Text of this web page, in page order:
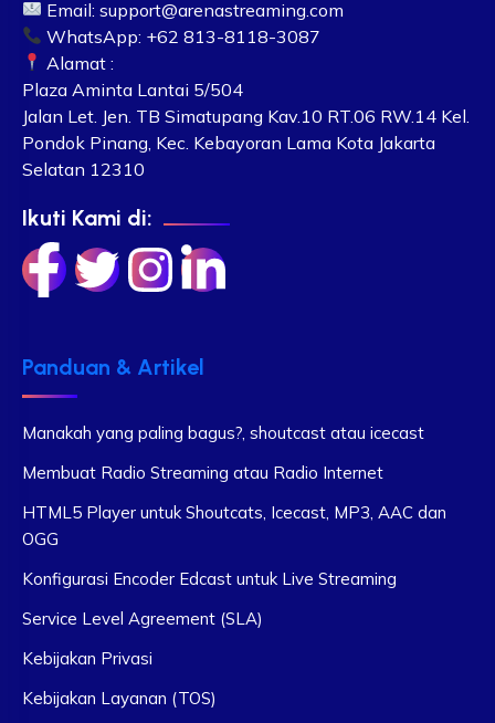
Email:support@arenastreaming.com
WhatsApp: +62 813-8118-3087
Alamat :
Plaza Aminta Lantai 5/504
Jalan Let. Jen. TB Simatupang Kav.10 RT.06 RW.14 Kel.
Pondok Pinang, Kec. Kebayoran Lama Kota Jakarta
Selatan 12310
Ikuti Kami di:
Panduan & Artikel
Manakah yang paling bagus?, shoutcast atau icecast
Membuat Radio Streaming atau Radio Internet
HTML5 Player untuk Shoutcats, Icecast, MP3, AAC dan
OGG
Konfigurasi Encoder Edcast untuk Live Streaming
Service Level Agreement (SLA)
Kebijakan Privasi
Kebijakan Layanan (TOS)